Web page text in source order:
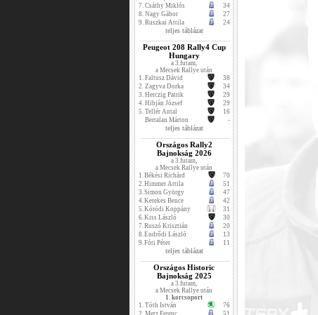
7. Csáthy Miklós
34
8. Nagy Gábor
27
9. Ruszkai Attila 24
teljes táblázat
Peugeot 208 Rally4 Cup
Hungary
a 3.futam,
a Mecsek Rallye után
1. Faltusz Dávid
38
2. Zagyva Dorka
34
3. Herczig Patrik
29
4. Hibján József
29
5. Tellér Antal
16
Bertalan Márton
-
teljes táblázat
Országos Rally2
Bajnokság 2026
a 3.futam,
a Mecsek Rallye után
1.Békési Richárd
70
2.Himmer Attila
51
3.Simon György
47
4.Kerekes Bence
42
5.Kóródi Koppány
31
6.Kiss László
30
7.Ruszó Krisztián
20
8.Endrődi László
13
9.Fóti Péter 11
teljes táblázat
Országos Historic
Bajnokság 2025
a 3.futam,
a Mecsek Rallye után
1. korcsoport
1. Tóth István
76
2. Metz Ferenc 51